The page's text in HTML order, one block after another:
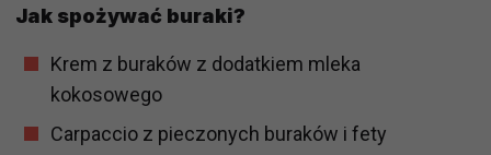
Jak spożywać buraki?
Krem z buraków z dodatkiem mleka
kokosowego
Carpaccio z pieczonych buraków i fety